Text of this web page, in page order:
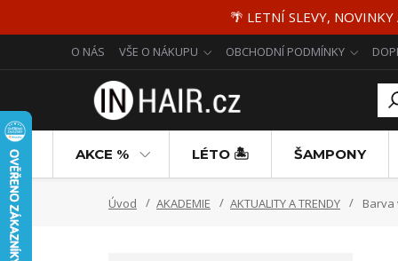
🌴 LETNÍ SLEVY,
O NÁS VŠE O NÁKUPU OBCHODNÍ PODMÍNKY
AKCE % LÉTO 🏝️ ŠAMPONY
Úvod AKADEMIE AKTUALITY A TRENDY